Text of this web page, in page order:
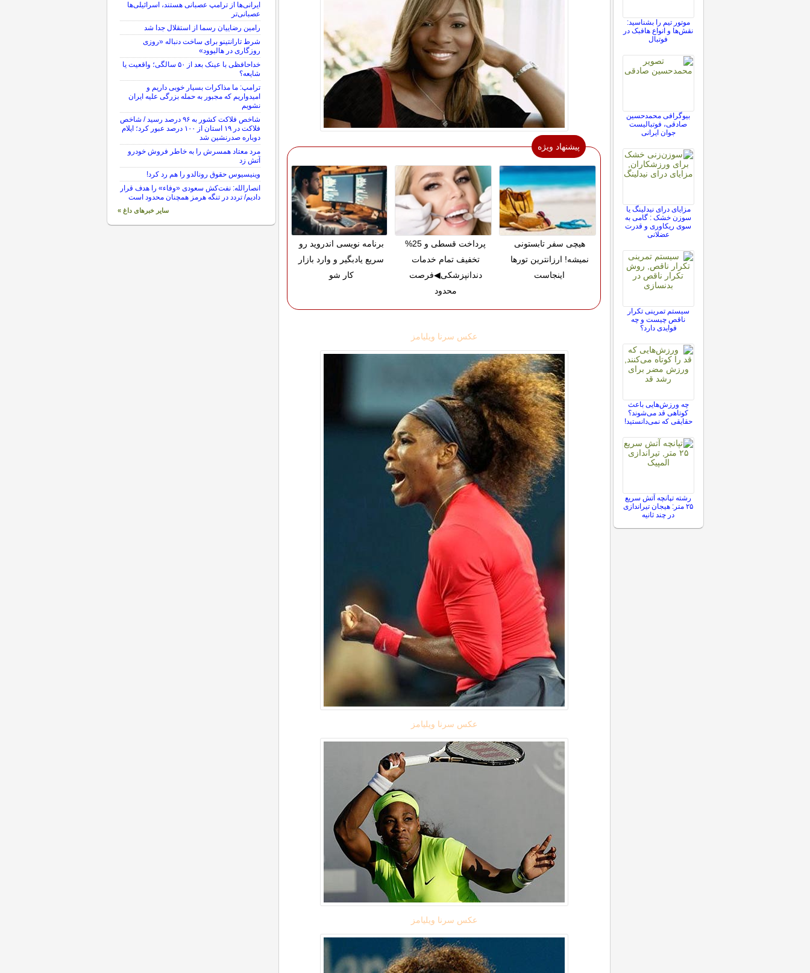
پیشنهاد ویژه
هیچی سفر تابستونی
نمیشه! ارزانترین تورها
اینجاست
پرداخت قسطی و 25%
تخفیف تمام خدمات
دندانپزشکی◀فرصت
محدود
برنامه نویسی اندروید رو
سریع یادبگیر و وارد بازار
کار شو
عکس سرنا ویلیامز
عکس سرنا ویلیامز
عکس سرنا ویلیامز
موتور تیم را بشناسید:
نقش‌ها و انواع هافبک در
فوتبال
بیوگرافی محمدحسین
صادقی، فوتبالیست
جوان ایرانی
مزایای درای نیدلینگ یا
سوزن خشک : گامی به
سوی ریکاوری و قدرت
عضلانی
سیستم تمرینی تکرار
ناقص چیست و چه
فوایدی دارد؟
چه ورزش‌هایی باعث
کوتاهی قد می‌شوند؟
حقایقی که نمی‌دانستید!
رشته تپانچه آتش سریع
۲۵ متر: هیجان تیراندازی
در چند ثانیه
ایرانی‌ها از ترامپ عصبانی هستند، اسرائیلی‌ها
عصبانی‌تر
رامین رضاییان رسما از استقلال جدا شد
شرط تارانتینو برای ساخت دنباله «روزی
روزگاری در هالیوود»
خداحافظی با عینک بعد از ۵۰ سالگی؛ واقعیت یا
شایعه؟
ترامپ: ما مذاکرات بسیار خوبی داریم و
امیدواریم که مجبور به حمله بزرگی علیه ایران
نشویم
شاخص فلاکت کشور به ۹۶ درصد رسید / شاخص
فلاکت در ۱۹ استان از ۱۰۰ درصد عبور کرد؛ ایلام
دوباره صدرنشین شد
مرد معتاد همسرش را به خاطر فروش خودرو
آتش زد
وینیسیوس حقوق رونالدو را هم رد کرد!
انصارالله: نفت‌کش سعودی «وفاء» را هدف قرار
دادیم/ تردد در تنگه هرمز همچنان محدود است
سایر خبرهای داغ »